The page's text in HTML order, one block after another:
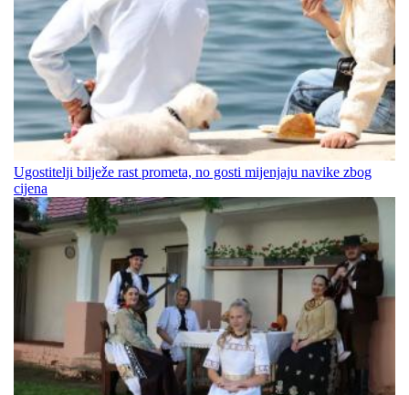
Ugostitelji bilježe rast prometa, no gosti mijenjaju navike zbog
cijena